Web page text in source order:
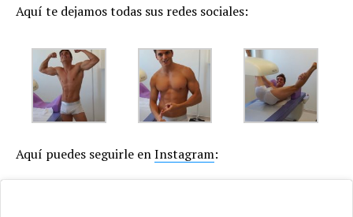
Aquí te dejamos todas sus redes sociales:
Aquí puedes seguirle enInstagram: